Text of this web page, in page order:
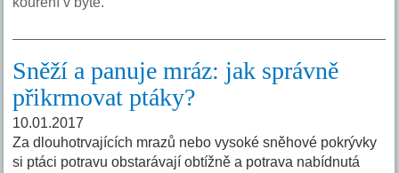
Sněží a panuje mráz: jak správně
přikrmovat ptáky?
10.01.2017
Za dlouhotrvajících mrazů nebo vysoké sněhové pokrývky
si ptáci potravu obstarávají obtížně a potrava nabídnutá